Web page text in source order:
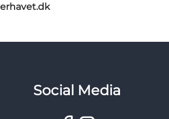
Social Media